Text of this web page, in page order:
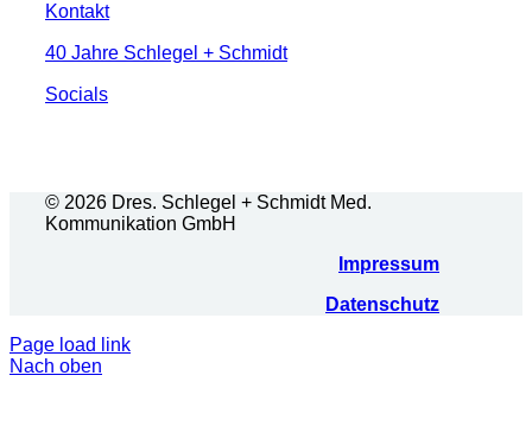
Kontakt
40 Jahre Schlegel + Schmidt
Socials
© 2026 Dres. Schlegel + Schmidt Med.
Kommunikation GmbH
Impressum
Datenschutz
Page load link
Nach oben